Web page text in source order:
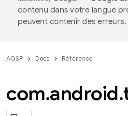
contenu dans votre langue
peuvent contenir des erreurs.
AOSP Docs Référence
com.android.